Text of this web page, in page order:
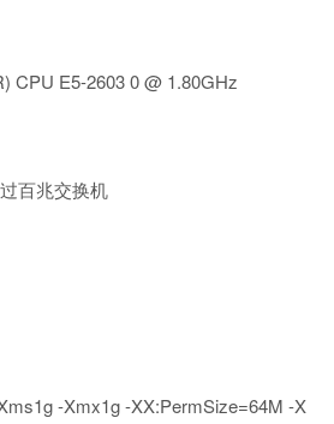
CPU E5-2603 0 @ 1.80GHz
百兆交换机
-Xmx1g -XX:PermSize=64M -X